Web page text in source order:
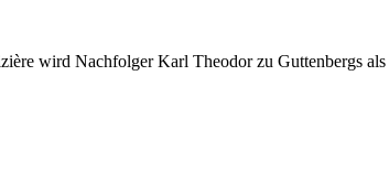
wird Nachfolger Karl Theodor zu Guttenbergs